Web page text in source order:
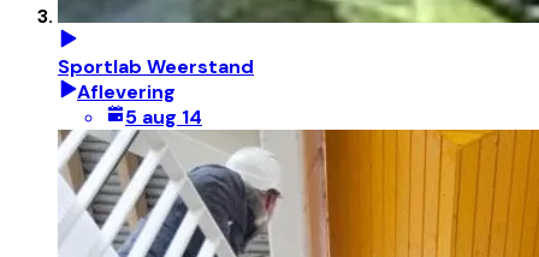
Sportlab Weerstand
Aflevering
5 aug 14